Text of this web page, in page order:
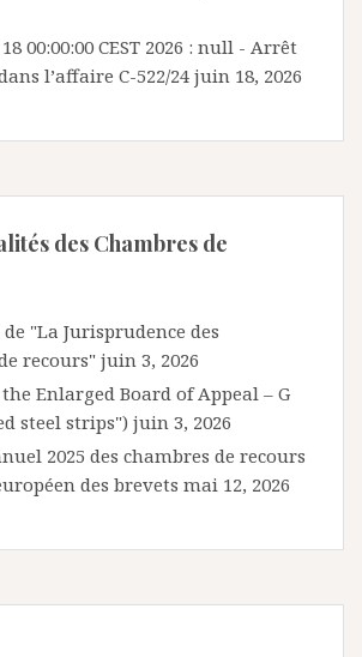
00:00:00 CEST 2026 : null - Arrêt
l’affaire C-522/24juin 18, 2026
des Chambres de
"La Jurisprudence des
recours" juin 3, 2026
Enlarged Board of Appeal – G
steel strips") juin 3, 2026
2025 des chambres de recours
des brevets mai 12, 2026